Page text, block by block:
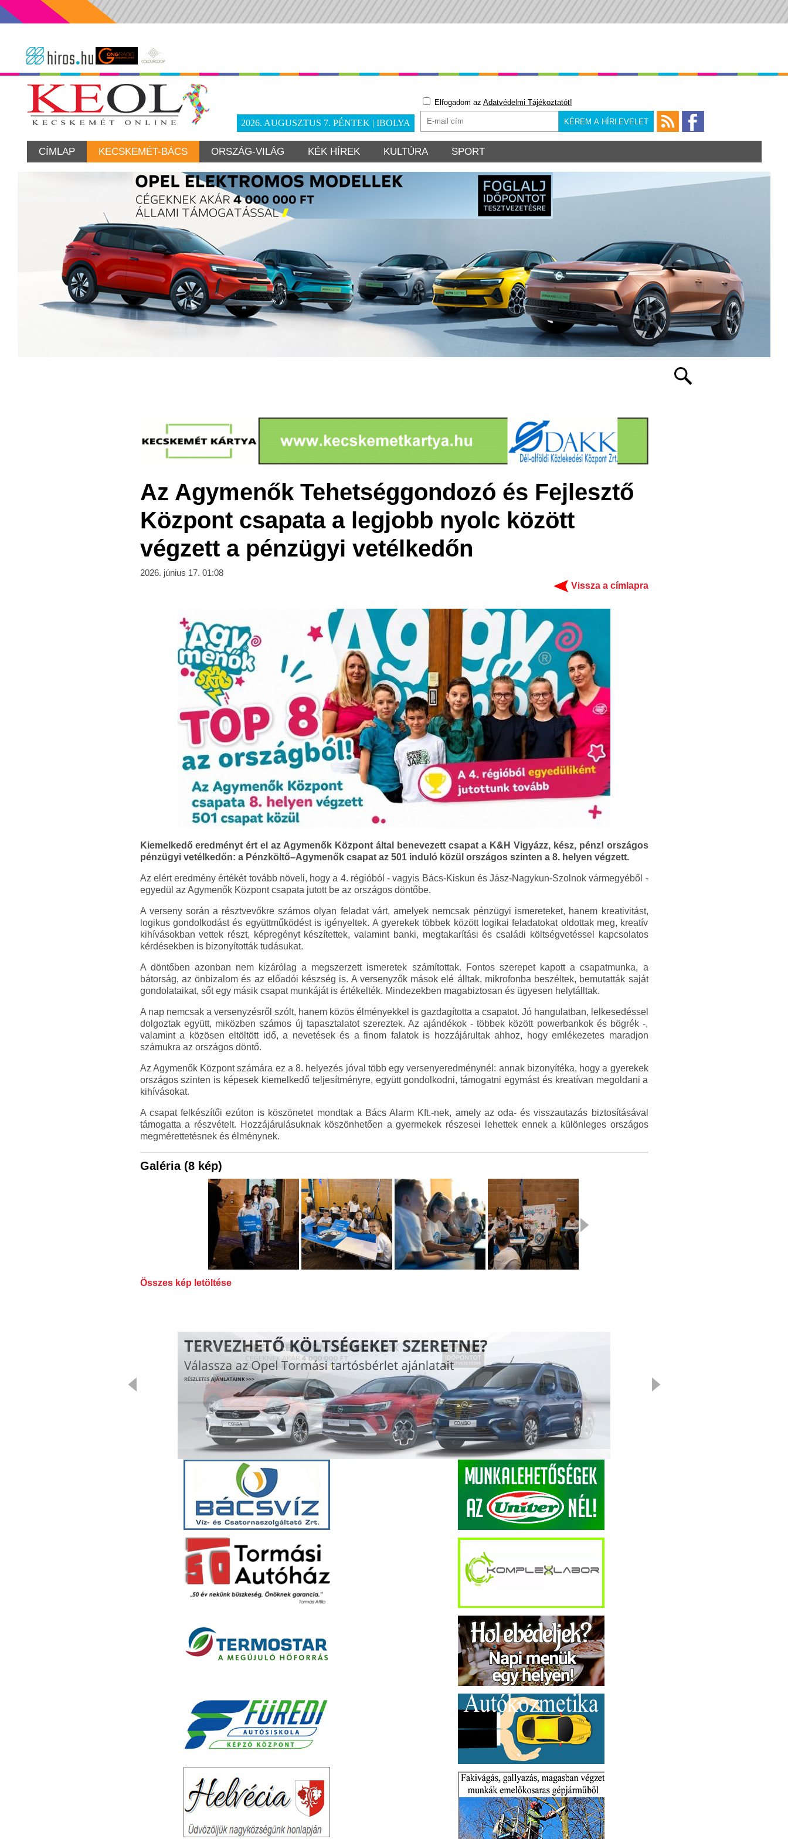
2026. AUGUSZTUS 7. PÉNTEK | IBOLYA
Elfogadom az Adatvédelmi Tájékoztatót!
CÍMLAP KECSKEMÉT-BÁCS ORSZÁG-VILÁG KÉK HÍREK KULTÚRA SPORT
Az Agymenők Tehetséggondozó és Fejlesztő
Központ csapata a legjobb nyolc között
végzett a pénzügyi vetélkedőn
2026. június 17. 01:08
Vissza a címlapra
Kiemelkedő eredményt ért el az Agymenők Központ által benevezett csapat a K&H Vigyázz, kész, pénz! országos
pénzügyi vetélkedőn: a Pénzköltő–Agymenők csapat az 501 induló közül országos szinten a 8. helyen végzett.
Az elért eredmény értékét tovább növeli, hogy a 4. régióból - vagyis Bács-Kiskun és Jász-Nagykun-Szolnok vármegyéből -
egyedül az Agymenők Központ csapata jutott be az országos döntőbe.
A verseny során a résztvevőkre számos olyan feladat várt, amelyek nemcsak pénzügyi ismereteket, hanem kreativitást,
logikus gondolkodást és együttműködést is igényeltek. A gyerekek többek között logikai feladatokat oldottak meg, kreatív
kihívásokban vettek részt, képregényt készítettek, valamint banki, megtakarítási és családi költségvetéssel kapcsolatos
kérdésekben is bizonyították tudásukat.
A döntőben azonban nem kizárólag a megszerzett ismeretek számítottak. Fontos szerepet kapott a csapatmunka, a
bátorság, az önbizalom és az előadói készség is. A versenyzők mások elé álltak, mikrofonba beszéltek, bemutatták saját
gondolataikat, sőt egy másik csapat munkáját is értékelték. Mindezekben magabiztosan és ügyesen helytálltak.
A nap nemcsak a versenyzésről szólt, hanem közös élményekkel is gazdagította a csapatot. Jó hangulatban, lelkesedéssel
dolgoztak együtt, miközben számos új tapasztalatot szereztek. Az ajándékok - többek között powerbankok és bögrék -,
valamint a közösen eltöltött idő, a nevetések és a finom falatok is hozzájárultak ahhoz, hogy emlékezetes maradjon
számukra az országos döntő.
Az Agymenők Központ számára ez a 8. helyezés jóval több egy versenyeredménynél: annak bizonyítéka, hogy a gyerekek
országos szinten is képesek kiemelkedő teljesítményre, együtt gondolkodni, támogatni egymást és kreatívan megoldani a
kihívásokat.
A csapat felkészítői ezúton is köszönetet mondtak a Bács Alarm Kft.-nek, amely az oda- és visszautazás biztosításával
támogatta a részvételt. Hozzájárulásuknak köszönhetően a gyermekek részesei lehettek ennek a különleges országos
megmérettetésnek és élménynek.
Galéria (8 kép)
Összes kép letöltése